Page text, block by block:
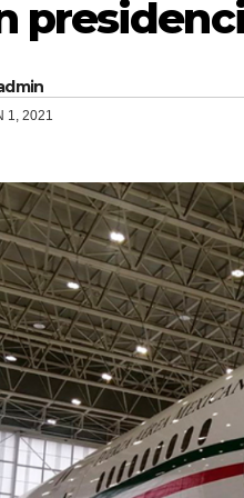
1, 2021